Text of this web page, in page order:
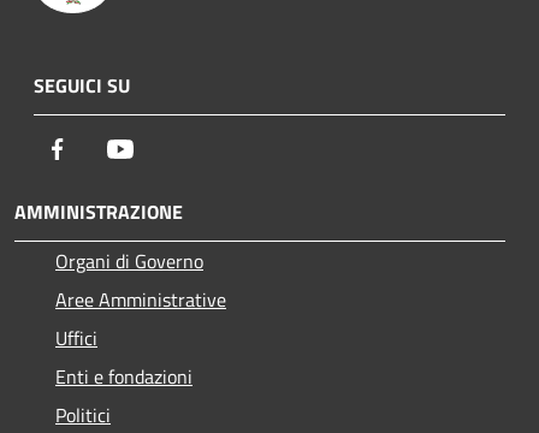
SEGUICI SU
Facebook
AMMINISTRAZIONE
Organi di Governo
Aree Amministrative
Uffici
Enti e fondazioni
Politici